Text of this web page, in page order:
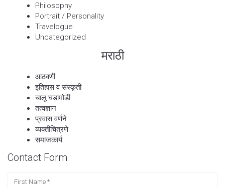
Philosophy
Portrait / Personality
Travelogue
Uncategorized
मराठी
आठवणी
इतिहास व संस्कृती
चालू घडामोडी
तत्वज्ञान
प्रवास वर्णने
व्यक्तीचित्रणे
समाजकार्य
Contact Form